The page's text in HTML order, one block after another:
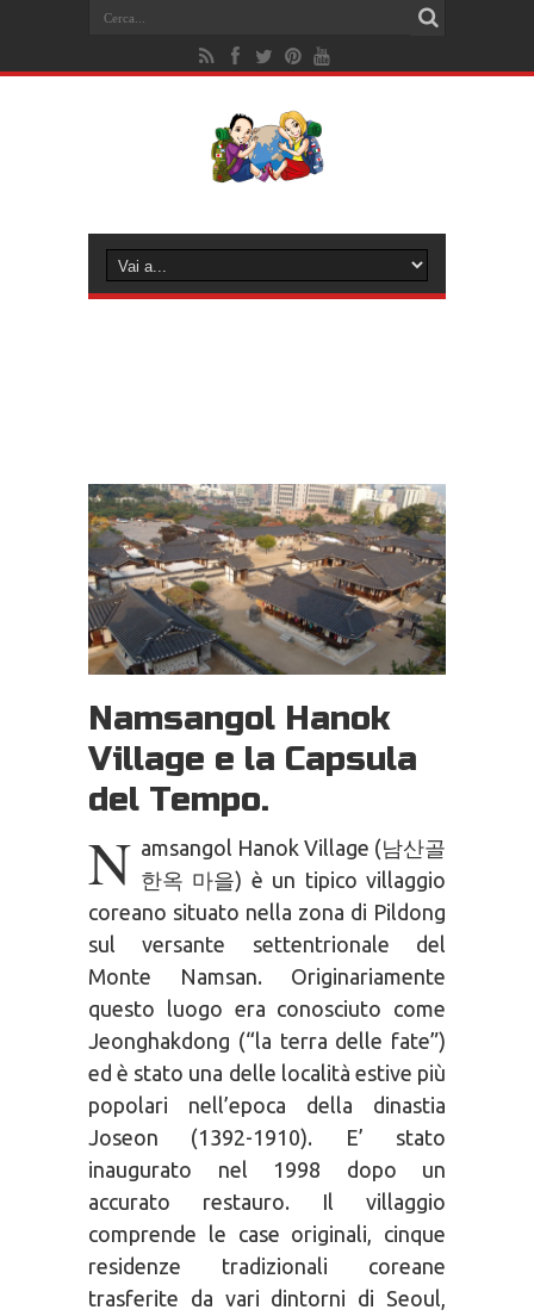
Namsangol Hanok
Village e la Capsula
del Tempo.
N amsangol Hanok Village (남산골
한옥 마을) è un tipico villaggio
coreano situato nella zona di Pildong
sul versante settentrionale del
Monte Namsan. Originariamente
questo luogo era conosciuto come
Jeonghakdong (“la terra delle fate”)
ed è stato una delle località estive più
popolari nell’epoca della dinastia
Joseon (1392-1910). E’ stato
inaugurato nel 1998 dopo un
accurato restauro. Il villaggio
comprende le case originali, cinque
residenze tradizionali coreane
trasferite da vari dintorni di Seoul,